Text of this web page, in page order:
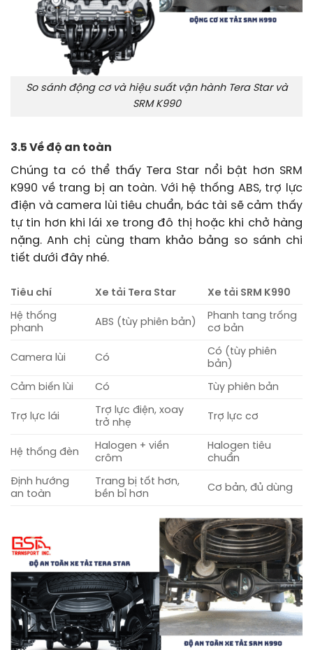
So sánh động cơ và hiệu suất vận hành Tera Star và
SRM K990
3.5 Về độ an toàn
Chúng ta có thể thấy Tera Star nổi bật hơn SRM
K990 về trang bị an toàn. Với hệ thống ABS, trợ lực
điện và camera lùi tiêu chuẩn, bác tài sẽ cảm thấy
tự tin hơn khi lái xe trong đô thị hoặc khi chở hàng
nặng. Anh chị cùng tham khảo bảng so sánh chi
tiết dưới đây nhé.
Tiêu chí Xe tải Tera Star Xe tải SRM K990
Hệ thống
phanh
ABS (tùy phiên bản)
Phanh tang trống
cơ bản
Camera lùi Có
Có (tùy phiên
bản)
Cảm biến lùi Có Tùy phiên bản
Trợ lực lái
Trợ lực điện, xoay
trở nhẹ
Trợ lực cơ
Hệ thống đèn
Halogen + viền
crôm
Halogen tiêu
chuẩn
Định hướng
an toàn
Trang bị tốt hơn,
bền bỉ hơn
Cơ bản, đủ dùng